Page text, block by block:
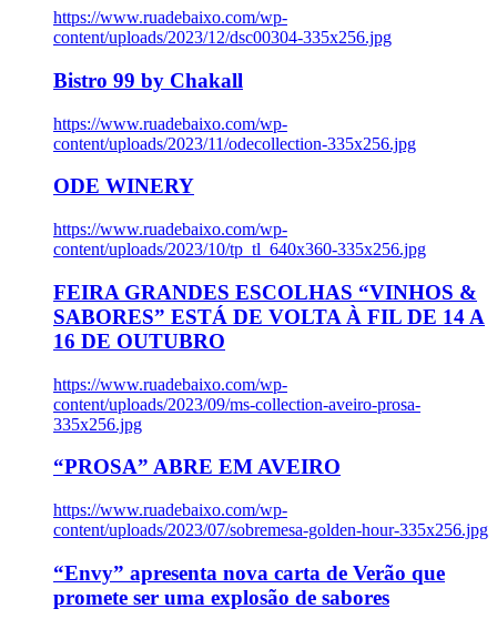
https://www.ruadebaixo.com/wp-
content/uploads/2023/12/dsc00304-335x256.jpg
Bistro 99 by Chakall
https://www.ruadebaixo.com/wp-
content/uploads/2023/11/odecollection-335x256.jpg
ODE WINERY
https://www.ruadebaixo.com/wp-
content/uploads/2023/10/tp_tl_640x360-335x256.jpg
FEIRA GRANDES ESCOLHAS “VINHOS &
SABORES” ESTÁ DE VOLTA À FIL DE 14 A
16 DE OUTUBRO
https://www.ruadebaixo.com/wp-
content/uploads/2023/09/ms-collection-aveiro-prosa-
335x256.jpg
“PROSA” ABRE EM AVEIRO
https://www.ruadebaixo.com/wp-
content/uploads/2023/07/sobremesa-golden-hour-335x256.jpg
“Envy” apresenta nova carta de Verão que
promete ser uma explosão de sabores